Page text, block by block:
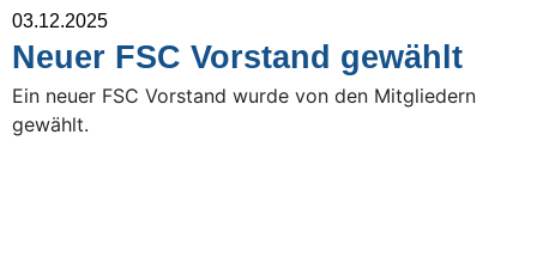
03.12.2025
Neuer FSC Vorstand gewählt
Ein neuer FSC Vorstand wurde von den Mitgliedern
gewählt.